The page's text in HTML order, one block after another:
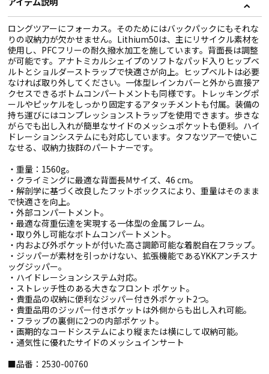
ロングツアーにフォーカス。そのためにはバックパックにもそれな
りの収納力が欠かせません。Lithium50は、主にリサイクル素材を
使用し、PFCフリーの耐久撥水加工を施しています。背面長は調整
が可能です。アナトミカルシェイプのソフトなパッド入りヒップベ
ルトとショルダーストラップで快適さが向上。ヒップベルトは必要
なければ取り外してください。一体型レインカバーと外から直接ア
クセスできるボトムコンパートメントも同様です。トレッキングポ
ールやピッケルをしっかり固定するアタッチメントも付属。装備の
持ち運びにはコンプレッションストラップを使用できます。歩きな
がらでも出し入れが簡単なサイドのメッシュポケットも便利。ハイ
ドレーションシステムにも対応しています。タフなツアーで使いこ
なせる、収納力抜群のパートナーです。
・重量：1560g。
・クライミングに最適な背面長Mサイズ、46 cm。
・解剖学に基づく改良したフットボックスにより、重量はそのまま
で快適さを向上。
・外部コンパートメント。
・最適な荷重伝達を実現する一体型の金属フレーム。
・取り外し可能なボトムコンパートメント。
・内および外ポケットが付いた高さ調節可能な着脱自在フラップ。
・ジッパーが素材を引っかけない、拡張機能であるYKKアンチスナ
ッグジッパー。
・ハイドレーションシステム対応。
・ストレッチ性のある大きなフロント ポケット。
・貴重品の収納に便利なジッパー付き外ポケット2つ。
・貴重品用のジッパー付きポケットは外側からも出し入れ可能。
・フラップの裏側に2つの内部ポケット。
・画期的なコードシステムにより縦または横にして収納可能。
・通気性に優れたサイドのメッシュインサート
■品番：2530-00760